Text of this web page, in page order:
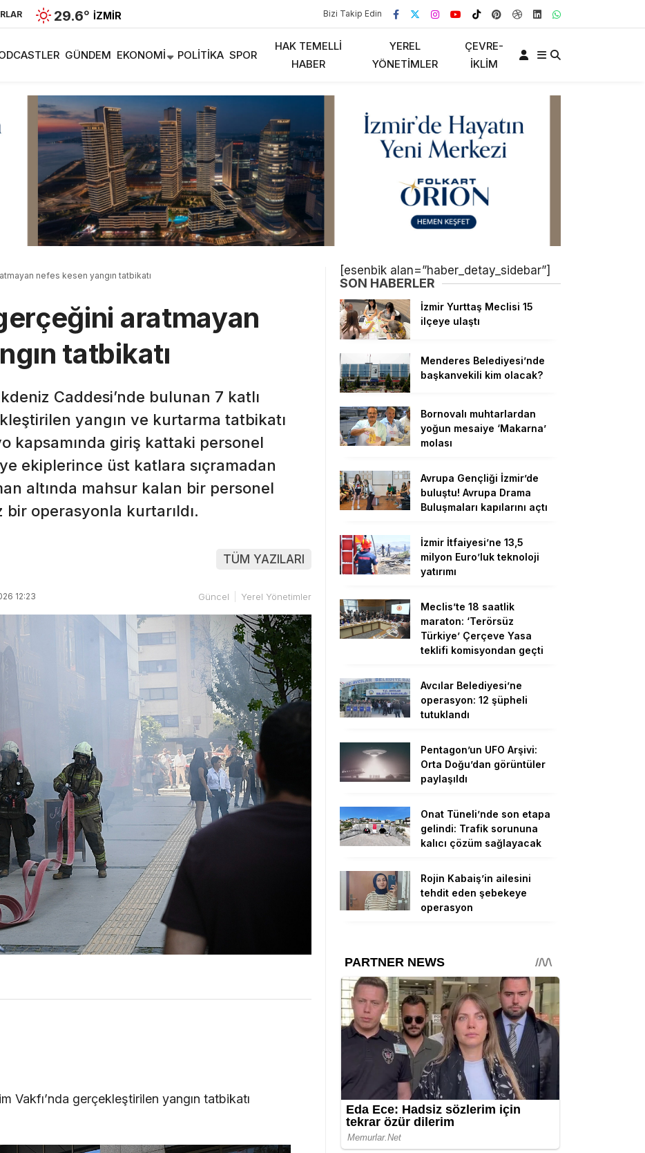
29.6° İZMIR Bizi Takip Edin
GÜNDEM EKONOMI POLITIKA SPOR
HAK TEMELLI
HABER
YEREL
YÖNETIMLER
ÇEVRE-
İKLIM
nefes kesen yangın tatbikatı
aratmayan
tatbikatı
Caddesi’nde bulunan 7 katlı
yangın ve kurtarma tatbikatı
kapsamında giriş kattaki personel
ekiplerince üst katlara sıçramadan
altında mahsur kalan bir personel
operasyonla kurtarıldı.
TÜM YAZILARI
12:23 Güncel Yerel Yönetimler
Vakfı’nda gerçekleştirilen yangın tatbikatı
[esenbik alan=”haber_detay_sidebar”]
SON HABERLER
İzmir Yurttaş Meclisi 15
ilçeye ulaştı
Menderes Belediyesi’nde
başkanvekili kim olacak?
Bornovalı muhtarlardan
yoğun mesaiye ‘Makarna’
molası
Avrupa Gençliği İzmir’de
buluştu! Avrupa Drama
Buluşmaları kapılarını açtı
İzmir İtfaiyesi’ne 13,5
milyon Euro’luk teknoloji
yatırımı
Meclis’te 18 saatlik
maraton: ‘Terörsüz
Türkiye’ Çerçeve Yasa
teklifi komisyondan geçti
Avcılar Belediyesi’ne
operasyon: 12 şüpheli
tutuklandı
Pentagon’un UFO Arşivi:
Orta Doğu’dan görüntüler
paylaşıldı
Onat Tüneli’nde son etapa
gelindi: Trafik sorununa
kalıcı çözüm sağlayacak
Rojin Kabaiş’in ailesini
tehdit eden şebekeye
operasyon